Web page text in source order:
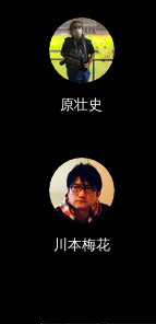
原壮史
川本梅花